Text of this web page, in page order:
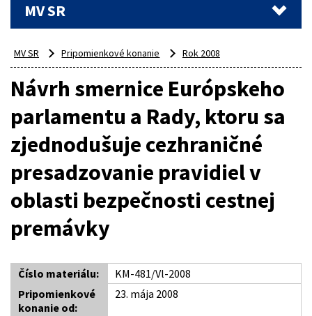
MV SR
MV SR Pripomienkové konanie Rok 2008
Návrh smernice Európskeho
parlamentu a Rady, ktoru sa
zjednodušuje cezhraničné
presadzovanie pravidiel v
oblasti bezpečnosti cestnej
premávky
Číslo materiálu:
KM-481/Vl-2008
Pripomienkové
konanie od:
23. mája 2008